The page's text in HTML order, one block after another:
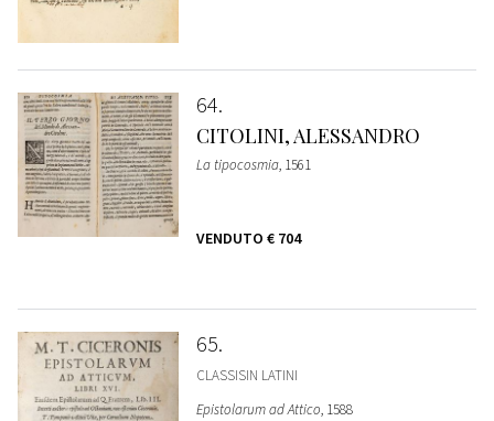
64
CITOLINI, ALESSANDRO
La tipocosmia, 1561
VENDUTO € 704
65
CLASSISIN LATINI
Epistolarum ad Attico, 1588